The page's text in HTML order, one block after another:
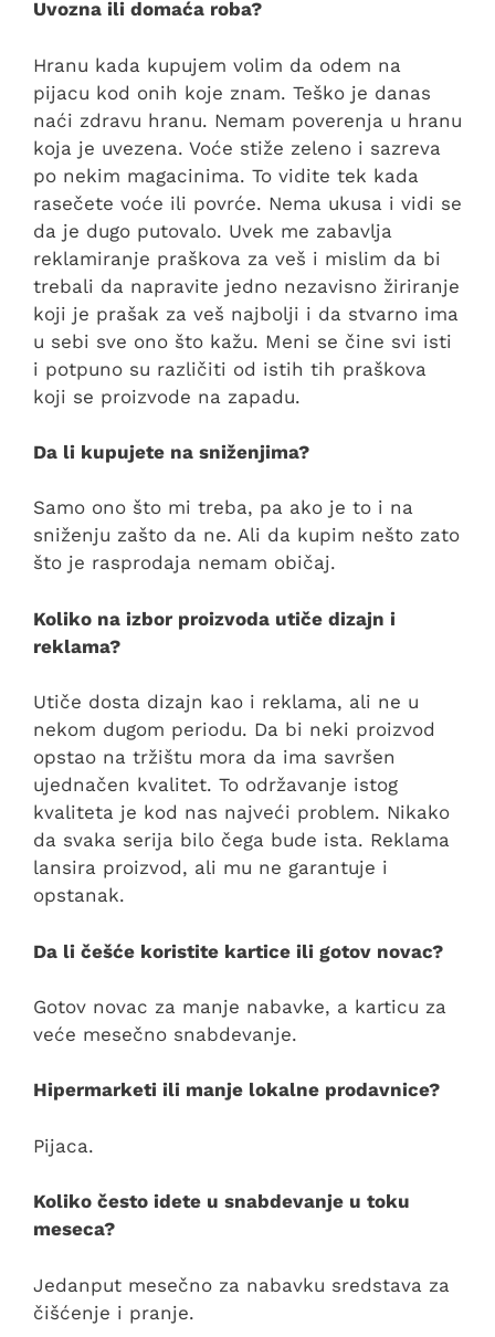
Uvozna ili domaća roba?
Hranu kada kupujem volim da odem na
pijacu kod onih koje znam. Teško je danas
naći zdravu hranu. Nemam poverenja u hranu
koja je uvezena. Voće stiže zeleno i sazreva
po nekim magacinima. To vidite tek kada
rasečete voće ili povrće. Nema ukusa i vidi se
da je dugo putovalo. Uvek me zabavlja
reklamiranje praškova za veš i mislim da bi
trebali da napravite jedno nezavisno žiriranje
koji je prašak za veš najbolji i da stvarno ima
u sebi sve ono što kažu. Meni se čine svi isti
i potpuno su različiti od istih tih praškova
koji se proizvode na zapadu.
Da li kupujete na sniženjima?
Samo ono što mi treba, pa ako je to i na
sniženju zašto da ne. Ali da kupim nešto zato
što je rasprodaja nemam običaj.
Koliko na izbor proizvoda utiče dizajn i
reklama?
Utiče dosta dizajn kao i reklama, ali ne u
nekom dugom periodu. Da bi neki proizvod
opstao na tržištu mora da ima savršen
ujednačen kvalitet. To održavanje istog
kvaliteta je kod nas najveći problem. Nikako
da svaka serija bilo čega bude ista. Reklama
lansira proizvod, ali mu ne garantuje i
opstanak.
Da li češće koristite kartice ili gotov novac?
Gotov novac za manje nabavke, a karticu za
veće mesečno snabdevanje.
Hipermarketi ili manje lokalne prodavnice?
Pijaca.
Koliko često idete u snabdevanje u toku
meseca?
Jedanput mesečno za nabavku sredstava za
čišćenje i pranje.